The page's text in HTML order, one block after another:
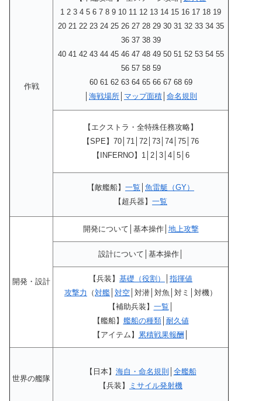
作戦
1 2 3 4 5 6 7 8 9 10 11 12 13 14 15 16 17 18 19
20 21 22 23 24 25 26 27 28 29 30 31 32 33 34 35
36 37 38 39
40 41 42 43 44 45 46 47 48 49 50 51 52 53 54 55
56 57 58 59
60 61 62 63 64 65 66 67 68 69
海戦場所 マップ面積 命名規則
【エクストラ・全特殊任務攻略】
【SPE】70│71│72│73│74│75│76
【INFERNO】1│2│3│4│5│6
【敵艦船】 一覧 魚雷艇（GY）
【超兵器】 一覧
開発・設計
開発について│基本操作│ 地上攻撃
設計について│基本操作│
【兵装】 基礎（役割）
指揮値
攻撃力
（対艦 対空 │対潜│対魚│対ミ│対機）
【補助兵装】 一覧
【艦船】 艦船の種類│ 耐久値
【アイテム】 累積戦果報酬
世界の艦隊
【日本】 海自・命名規則
全艦船
【兵装】
ミサイル発射機